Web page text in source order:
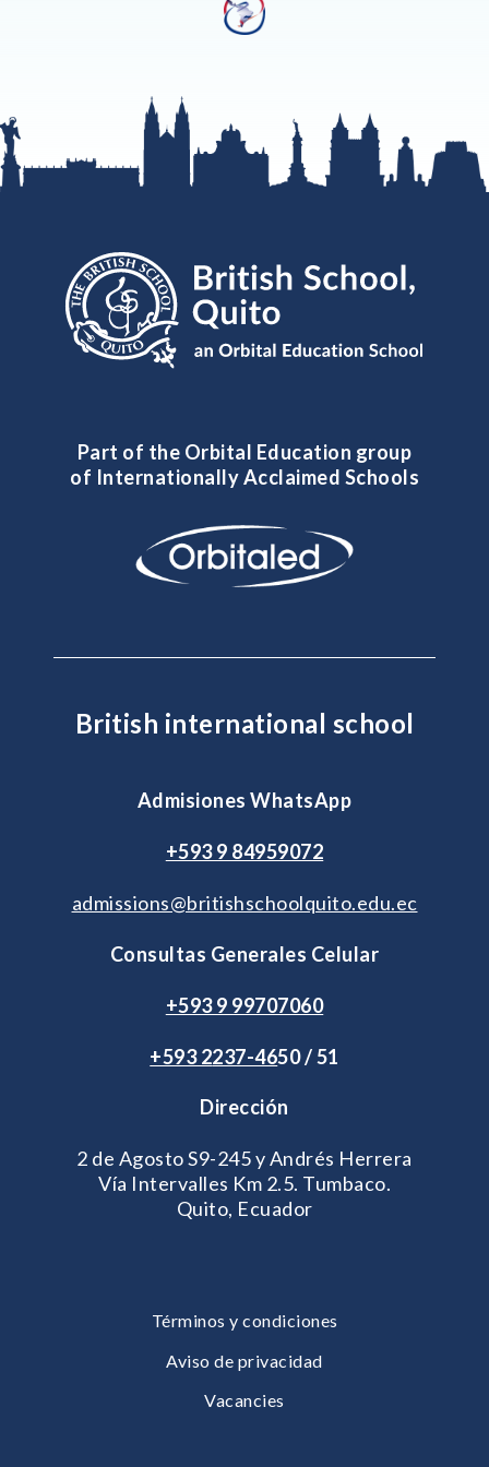
Part of the Orbital Education group
of Internationally Acclaimed Schools
British international school
Admisiones WhatsApp
+593 9 84959072
admissions@britishschoolquito.edu.ec
Consultas Generales Celular
+593 9 99707060
+593 2237-4650 / 51
Dirección
2 de Agosto S9-245 y Andrés Herrera
Vía Intervalles Km 2.5. Tumbaco.
Quito, Ecuador
Términos y condiciones
Aviso de privacidad
Vacancies